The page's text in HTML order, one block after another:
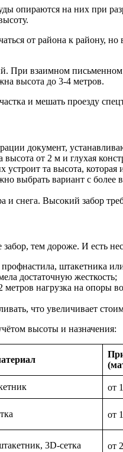
опираются на них при
от района к району,
взаимном письменном
высота до 3-4 метров.
и мешать проезду
документ,
от 2 м и глухая
та высота,
выбрать вариант с
и снега. Высокий забор
тем дороже. И есть
штакетника
достаточную жесткость;
нагрузка на опоры
что увеличивает
высоты и назначения:
от
от
3D-сетка от